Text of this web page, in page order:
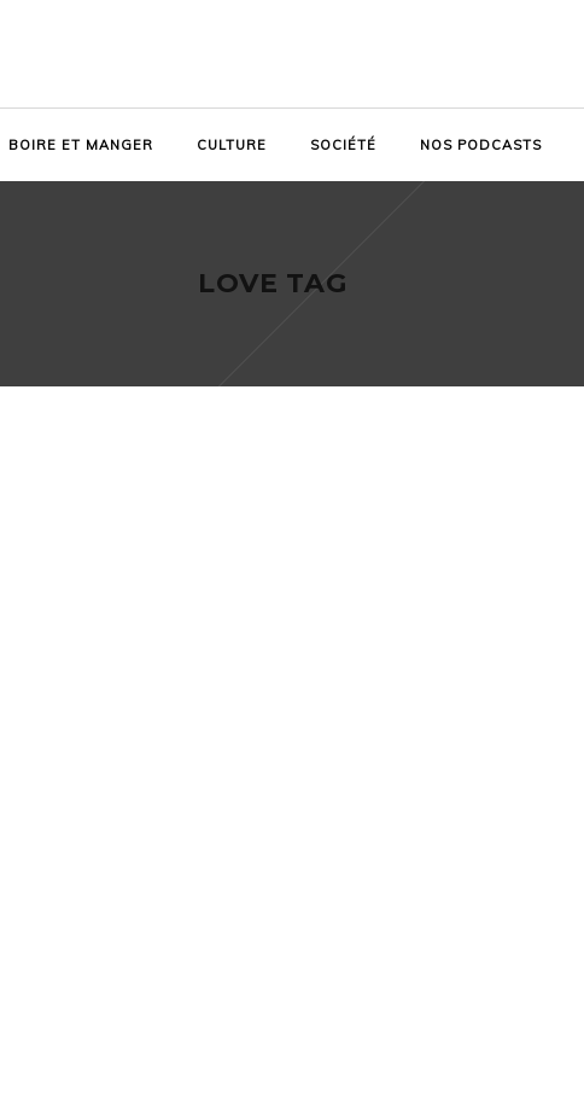
BOIRE ET MANGER CULTURE SOCIÉTÉ NOS PODCASTS
LOVE TAG